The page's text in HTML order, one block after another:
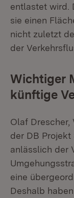
entlastet wird.
sie einen
nicht zuletzt
der
Wichtiger
künftige
Olaf Drescher,
der DB
anlässlich der
eine
Deshalb